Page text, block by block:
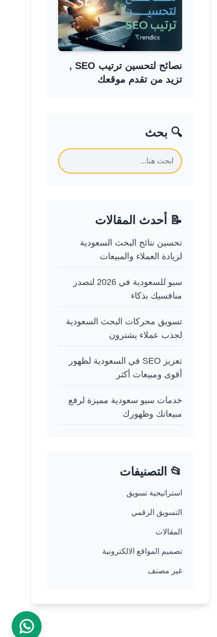
نصائح لتحسين ترتيب SEO ,
تزيد من تقدم موقعك
🔍 بحث
📝 أحدث المقالات
تحسين نتائج البحث السعودية
لزيادة العملاء والمبيعات
سيو للسعودية في 2026 لتصدر
منافسيك بذكاء
تسويق محركات البحث السعودية
لجذب عملاء يشترون
تعزيز SEO في السعودية لظهور
أقوى ومبيعات أكثر
خدمات سيو سعودية مميزة لرفع
مبيعاتك وظهورك
📂 التصنيفات
استراتيجية تسويق
التسويق الرقمي
المقالات
تصميم المواقع الالكترونية
غير مصنف